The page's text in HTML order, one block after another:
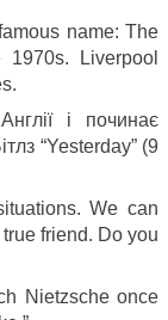
name: The
Liverpool
і починає
“Yesterday” (9
We can
friend. Do you
Nietzsche once